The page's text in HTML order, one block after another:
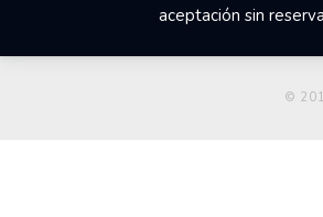
aceptación sin
©